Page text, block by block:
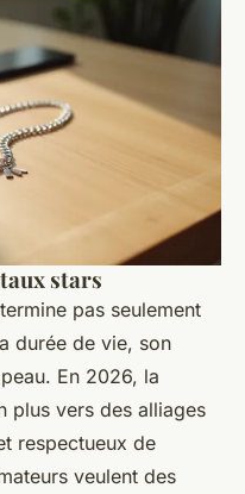
stars
pas seulement
durée de vie, son
En 2026, la
plus vers des alliages
respectueux de
veulent des